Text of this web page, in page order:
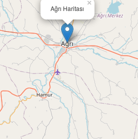
Ağrı Haritası
×